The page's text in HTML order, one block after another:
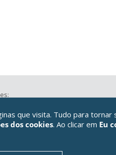
que visita. Tudo para tornar
dos cookies. Ao clicar em Eu